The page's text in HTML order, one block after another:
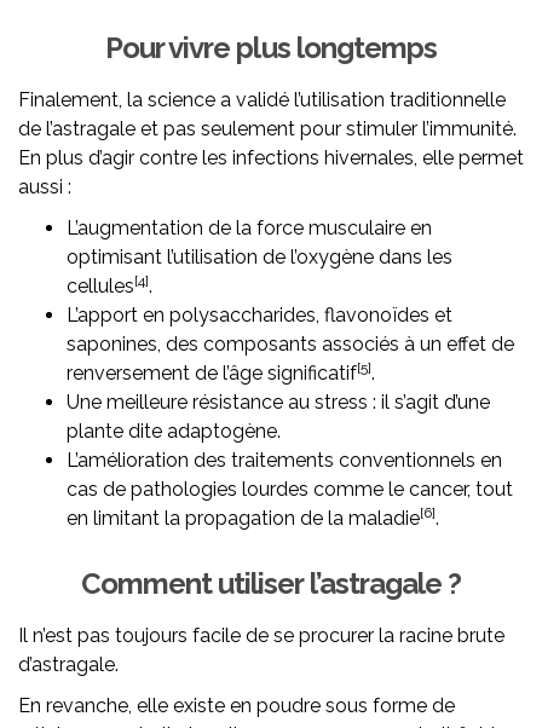
Pour vivre plus longtemps
Finalement, la science a validé l’utilisation traditionnelle
de l’astragale et pas seulement pour stimuler l’immunité.
En plus d’agir contre les infections hivernales, elle permet
aussi :
L’augmentation de la force musculaire en
optimisant l’utilisation de l’oxygène dans les
cellules[4].
L’apport en polysaccharides, flavonoïdes et
saponines, des composants associés à un effet de
renversement de l’âge significatif[5].
Une meilleure résistance au stress : il s’agit d’une
plante dite adaptogène.
L’amélioration des traitements conventionnels en
cas de pathologies lourdes comme le cancer, tout
en limitant la propagation de la maladie[6].
Comment utiliser l’astragale ?
Il n’est pas toujours facile de se procurer la racine brute
d’astragale.
En revanche, elle existe en poudre sous forme de